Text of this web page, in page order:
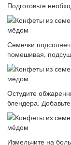
Подготовьте
Семечки
помешивая,
Остудите
блендера.
Измельчите на